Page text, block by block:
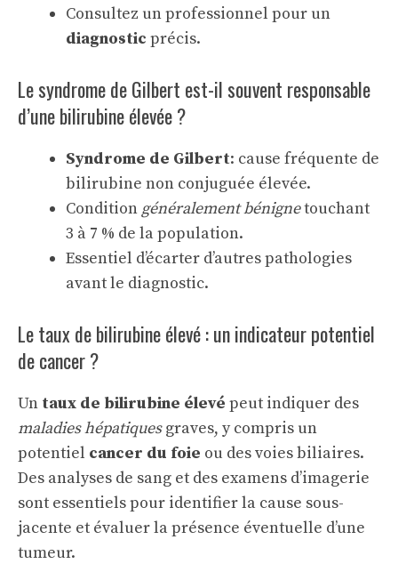
Consultez un professionnel pour un
diagnostic précis.
Le syndrome de Gilbert est-il souvent responsable
d’une bilirubine élevée ?
Syndrome de Gilbert: cause fréquente de
bilirubine non conjuguée élevée.
Condition généralement bénignetouchant
3 à 7 % de la population.
Essentiel d’écarter d’autres pathologies
avant le diagnostic.
Le taux de bilirubine élevé : un indicateur potentiel
de cancer ?
Un taux de bilirubine élevé peut indiquer des
maladies hépatiquesgraves, y compris un
potentiel cancer du foie ou des voies biliaires.
Des analyses de sang et des examens d’imagerie
sont essentiels pour identifier la cause sous-
jacente et évaluer la présence éventuelle d’une
tumeur.